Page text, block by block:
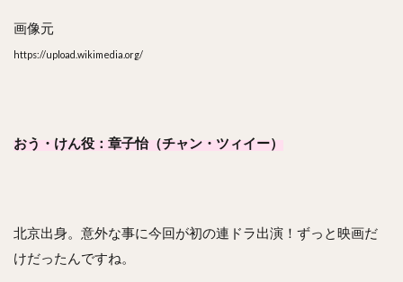
画像元
https://upload.wikimedia.org/
おう・けん役：章子怡（チャン・ツィイー）
北京出身。意外な事に今回が初の連ドラ出演！ずっと映画だ
けだったんですね。